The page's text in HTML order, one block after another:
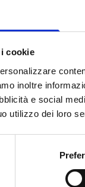
cookie
inoltre
e social
utilizzo dei loro
Innovazione
per la